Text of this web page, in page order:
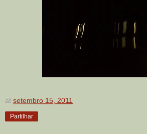
at setembro 15, 2011
Partilhar